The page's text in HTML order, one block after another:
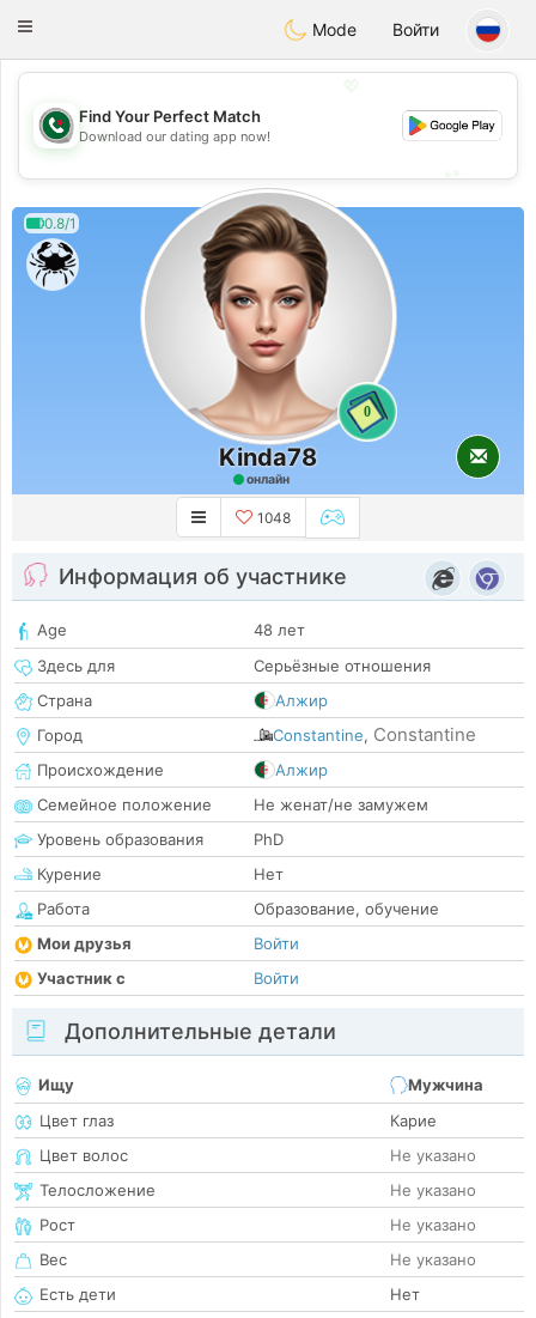
Weshrak
Toggle
Mode Войти
💖
💕
Find Your Perfect Match
Download our dating app now!
0.8/1
0
Kinda78
онлайн
1048
Информация об участнике
Age
48 лет
Здесь для
Серьёзные отношения
Страна
Алжир
Город
Constantine, Constantine
Происхождение
Алжир
Семейное положение
Не женат/не замужем
Уровень образования
PhD
Курение
Нет
Работа
Образование, обучение
Мои друзья
Войти
Участник с
Войти
Дополнительные детали
Ищу
Мужчина
Цвет глаз
Карие
Цвет волос
Не указано
Телосложение
Не указано
Рост
Не указано
Вес
Не указано
Есть дети
Нет